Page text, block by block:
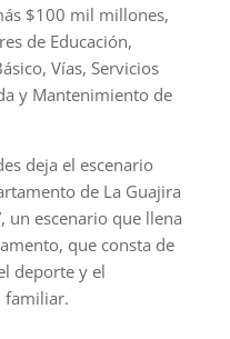
$100 mil millones,
de Educación,
Vías, Servicios
y Mantenimiento de
deja el escenario
de La Guajira
un escenario que llena
que consta de
deporte y el
familiar.